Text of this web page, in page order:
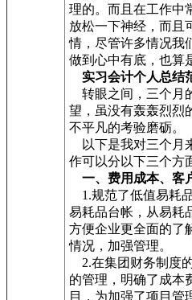
理的。而且在工作中
放松一下神经，而且
情，尽管许多情况我
做到心中有底，也算
实习会计个人总结
转眼之间，三个月
望，虽没有轰轰烈烈
不平凡的考验磨砺。
以下是我对三个月
作可以分以下三个方
一、费用成本、客
1.规范了低值易耗
易耗品台帐，从易耗
方便企业更全面的了
情况，加强管理。
2.在集团财务制度
的管理，明确了成本
目，为加强了项目管